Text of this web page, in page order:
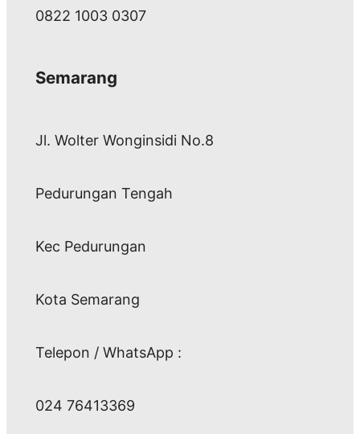
0822 1003 0307
Semarang
Jl. Wolter Wonginsidi No.8
Pedurungan Tengah
Kec Pedurungan
Kota Semarang
Telepon / WhatsApp :
024 76413369